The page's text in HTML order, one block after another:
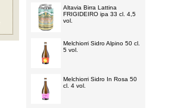
Altavia Birra Lattina
FRIGIDEIRO ipa 33 cl. 4,5
vol.
Melchiorri Sidro Alpino 50 cl.
5 vol.
Melchiorri Sidro In Rosa 50
cl. 4 vol.